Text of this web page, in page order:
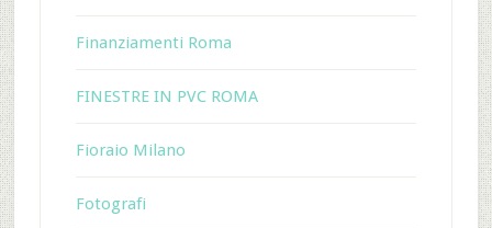
Finanziamenti Roma
FINESTRE IN PVC ROMA
Fioraio Milano
Fotografi